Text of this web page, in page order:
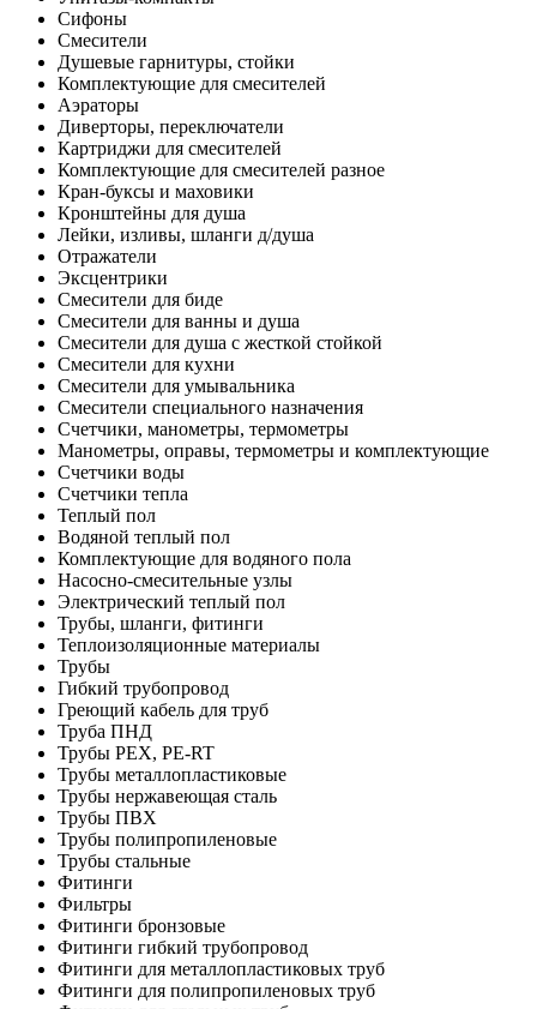
Сифоны
Смесители
Душевые гарнитуры, стойки
Комплектующие для смесителей
Аэраторы
Диверторы, переключатели
Картриджи для смесителей
Комплектующие для смесителей разное
Кран-буксы и маховики
Кронштейны для душа
Лейки, изливы, шланги д/душа
Отражатели
Эксцентрики
Смесители для биде
Смесители для ванны и душа
Смесители для душа с жесткой стойкой
Смесители для кухни
Смесители для умывальника
Смесители специального назначения
Счетчики, манометры, термометры
Манометры, оправы, термометры и комплектующие
Счетчики воды
Счетчики тепла
Теплый пол
Водяной теплый пол
Комплектующие для водяного пола
Насосно-смесительные узлы
Электрический теплый пол
Трубы, шланги, фитинги
Теплоизоляционные материалы
Трубы
Гибкий трубопровод
Греющий кабель для труб
Труба ПНД
Трубы PEX, PE-RT
Трубы металлопластиковые
Трубы нержавеющая сталь
Трубы ПВХ
Трубы полипропиленовые
Трубы стальные
Фитинги
Фильтры
Фитинги бронзовые
Фитинги гибкий трубопровод
Фитинги для металлопластиковых труб
Фитинги для полипропиленовых труб